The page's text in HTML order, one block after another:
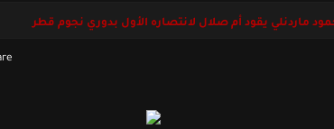
ماردنلي يقود أم صلال لانتصاره الأول بدوري نجوم قطر